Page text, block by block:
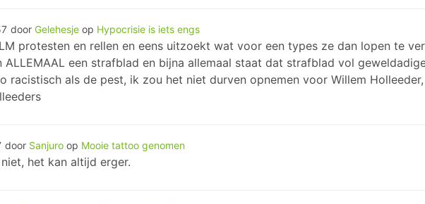
door Gelehesje op Hypocrisie is iets engs
protesten en rellen en eens uitzoekt wat voor een types ze dan lopen te
ALLEMAAL een strafblad en bijna allemaal staat dat strafblad vol
racistisch als de pest, ik zou het niet durven opnemen voor Willem
door Sanjuro op Mooie tattoo genomen
het kan altijd erger.